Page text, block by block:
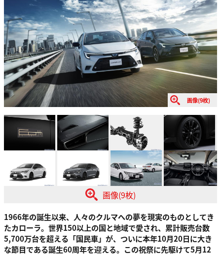
画像(9枚)
画像(9枚)
1966年の誕生以来、人々のクルマへの夢を現実のものとしてき
たカローラ。世界150以上の国と地域で愛され、累計販売台数
5,700万台を超える「国民車」が、ついに本年10月20日に大き
な節目である誕生60周年を迎える。この祝祭に先駆けて5月12